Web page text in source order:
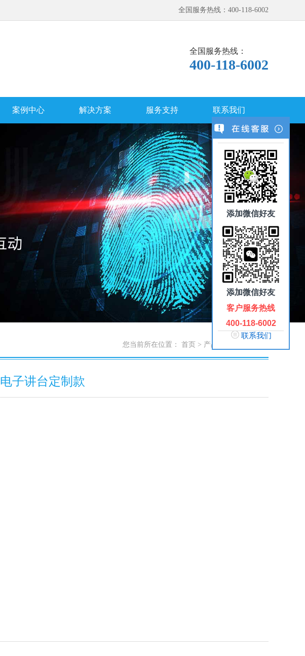
全国服务热线：400-118-6002
全国服务热线：
400-118-6002
案例中心 解决方案 服务支持 联系我们
您当前所在位置： 首页 > 产品中心
电子讲台定制款
添加微信好友
添加微信好友
客户服务热线
400-118-6002
联系我们